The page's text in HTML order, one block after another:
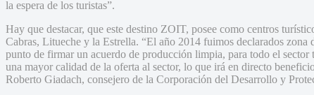
la espera de los turistas”.
Hay que destacar, que este destino ZOIT, posee como centros
Cabras, Litueche y la Estrella. “El año 2014 fuimos declarados zona
punto de firmar un acuerdo de producción limpia, para todo el
una mayor calidad de la oferta al sector, lo que irá en directo
Roberto Giadach, consejero de la Corporación del Desarrollo y